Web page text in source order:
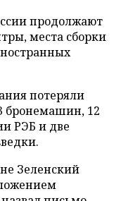
продолжают
места сборки
потеряли
бронемашин, 12
РЭБ и две
Зеленский